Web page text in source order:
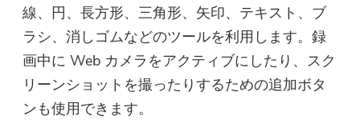
線、円、長方形、三角形、矢印、テキスト、ブ
ラシ、消しゴムなどのツールを利用します。録
画中に Web カメラをアクティブにしたり、スク
リーンショットを撮ったりするための追加ボタ
ンも使用できます。